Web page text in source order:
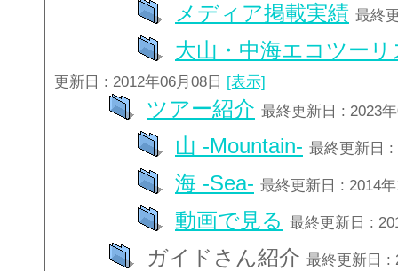
メディア掲載実績 最終
大山・中海エコツー
更新日 : 2012年06月08日 [表示]
ツアー紹介 最終更新日 : 2023
山 -Mountain- 最終更新日
海 -Sea- 最終更新日 : 2014
動画で見る 最終更新日 :
ガイドさん紹介 最終更新日 :